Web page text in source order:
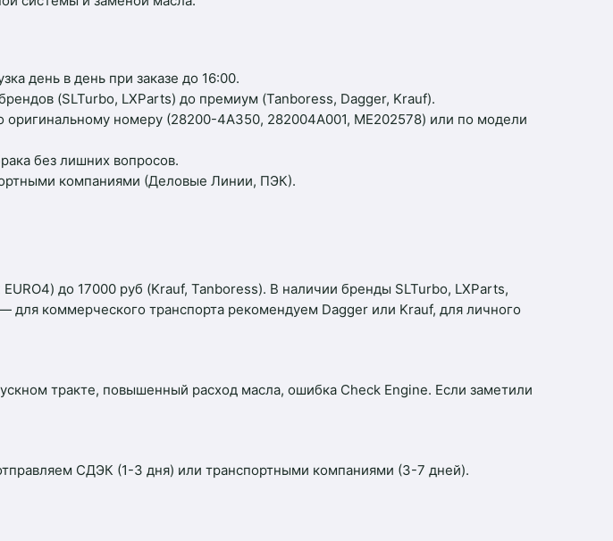
день в день при заказе до 16:00.
(SLTurbo, LXParts) до премиум (Tanboress, Dagger, Krauf).
номеру (28200-4A350, 282004A001, ME202578) или по модели
без лишних вопросов.
компаниями (Деловые Линии, ПЭК).
до 17000 руб (Krauf, Tanboress). В наличии бренды SLTurbo, LXParts,
коммерческого транспорта рекомендуем Dagger или Krauf, для личного
тракте, повышенный расход масла, ошибка Check Engine. Если заметили
СДЭК (1-3 дня) или транспортными компаниями (3-7 дней).